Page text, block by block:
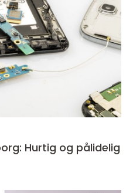
Hurtig og pålidelig